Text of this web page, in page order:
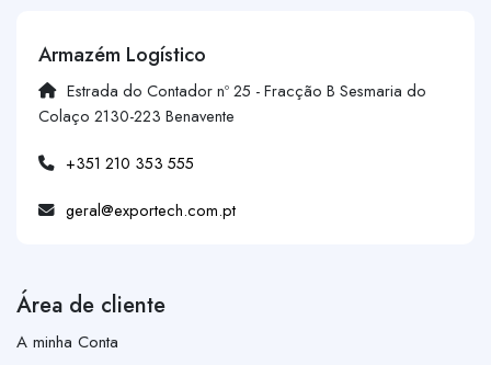
Armazém Logístico
Estrada do Contador nº 25 - Fracção B Sesmaria do
Colaço 2130-223 Benavente
+351 210 353 555
geral@exportech.com.pt
Área de cliente
A minha Conta